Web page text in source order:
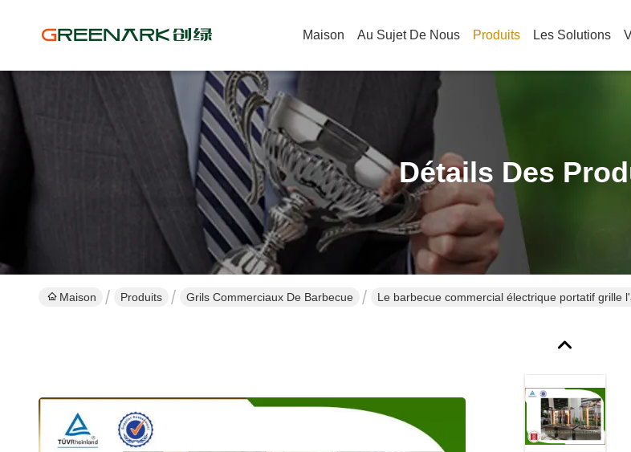
Maison Au Sujet De Nous Produits Les Solutions
Détails Des
Maison Produits Grils Commerciaux De Barbecue Le barbecue commercial électrique portatif grille